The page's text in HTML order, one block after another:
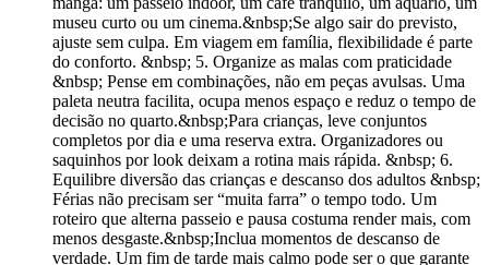
museu curto ou um cinema.&nbsp;Se algo sair do previsto,
ajuste sem culpa. Em viagem em família, flexibilidade é parte
do conforto. &nbsp; 5. Organize as malas com praticidade
&nbsp; Pense em combinações, não em peças avulsas. Uma
paleta neutra facilita, ocupa menos espaço e reduz o tempo de
decisão no quarto.&nbsp;Para crianças, leve conjuntos
completos por dia e uma reserva extra. Organizadores ou
saquinhos por look deixam a rotina mais rápida. &nbsp; 6.
Equilibre diversão das crianças e descanso dos adultos &nbsp;
Férias não precisam ser “muita farra” o tempo todo. Um
roteiro que alterna passeio e pausa costuma render mais, com
menos desgaste.&nbsp;Inclua momentos de descanso de
verdade. Um fim de tarde mais calmo pode ser o que garante